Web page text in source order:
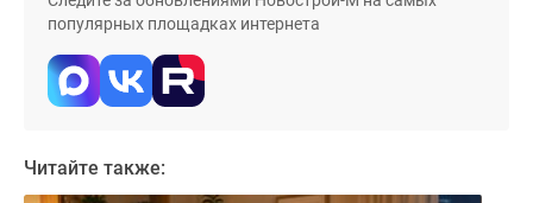
популярных площадках интернета
Читайте также: